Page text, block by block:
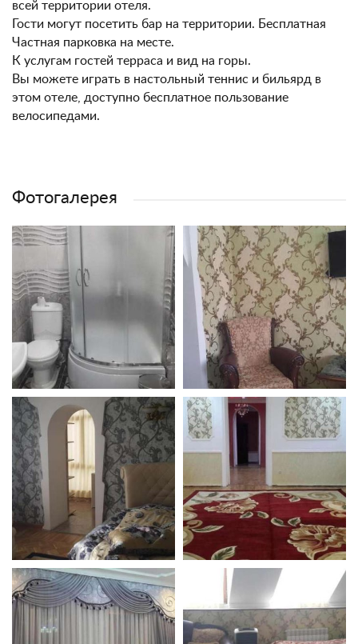
всей территории отеля.
Гости могут посетить бар на территории. Бесплатная
Частная парковка на месте.
К услугам гостей терраса и вид на горы.
Вы можете играть в настольный теннис и бильярд в
этом отеле, доступно бесплатное пользование
велосипедами.
Фотогалерея